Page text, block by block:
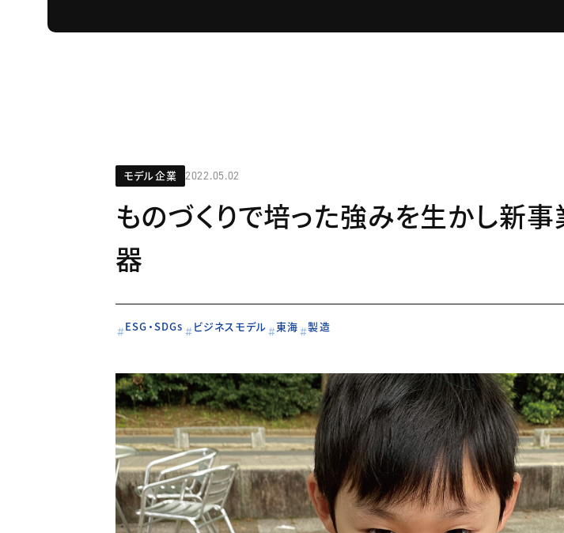
モデル企業 2022.05.02
ものづくりで培った強みを生かし新
器
ESG・SDGs ビジネスモデル 東海 製造